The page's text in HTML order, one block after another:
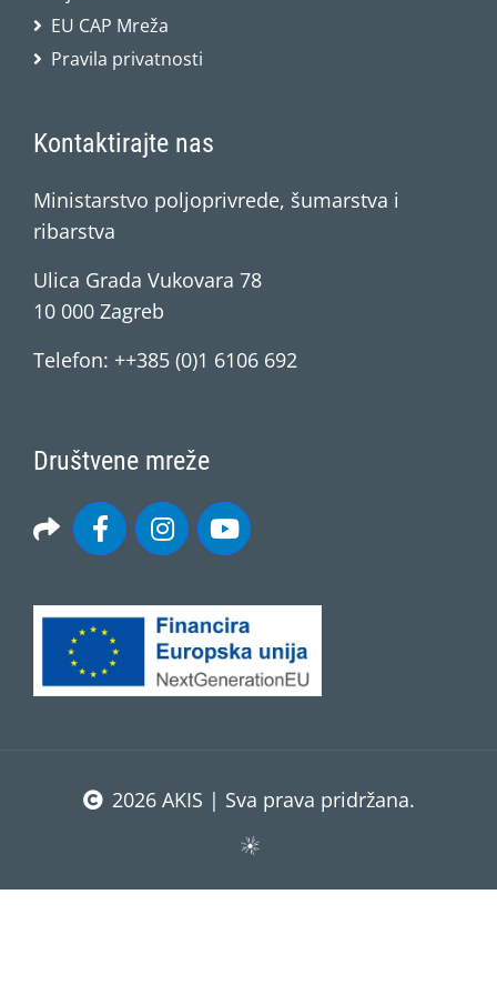
EU CAP Mreža
Pravila privatnosti
Kontaktirajte nas
Ministarstvo poljoprivrede, šumarstva i
ribarstva
Ulica Grada Vukovara 78
10 000 Zagreb
Telefon: ++385 (0)1 6106 692
Društvene mreže
2026 AKIS | Sva prava pridržana.